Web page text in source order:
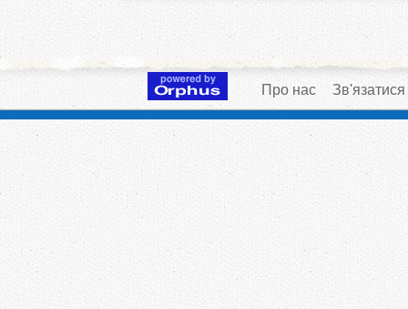
Про нас